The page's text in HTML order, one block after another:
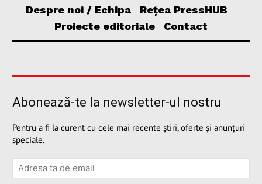
Despre noi / Echipa
Rețea PressHUB
Proiecte editoriale
Contact
Abonează-te la newsletter-ul nostru
Pentru a fi la curent cu cele mai recente știri, oferte și anunțuri
speciale.